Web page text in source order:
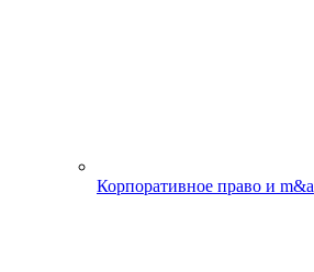
Корпоративное право и m&a